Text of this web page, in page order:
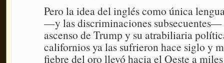
Pero la idea del inglés como única
—y las discriminaciones
ascenso de Trump y su atrabiliaria
californios ya las sufrieron hace siglo y
fiebre del oro llevó hacia el Oeste a